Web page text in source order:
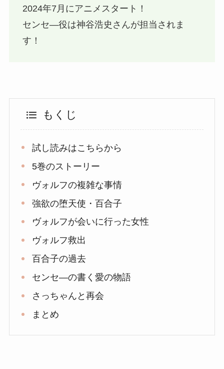
2024年7月にアニメスタート！
センセ―役は神谷浩史さんが担当されま
す！
もくじ
試し読みはこちらから
5巻のストーリー
ヴォルフの複雑な事情
強欲の堕天使・百合子
ヴォルフが会いに行った女性
ヴォルフ救出
百合子の過去
センセ―の書く愛の物語
さっちゃんと再会
まとめ